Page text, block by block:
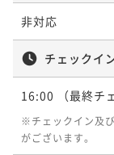
非対応
チェックイ
16:00 （最終チ
※チェックイン及
がございます。